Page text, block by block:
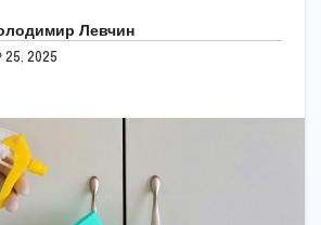
Левчин
2025